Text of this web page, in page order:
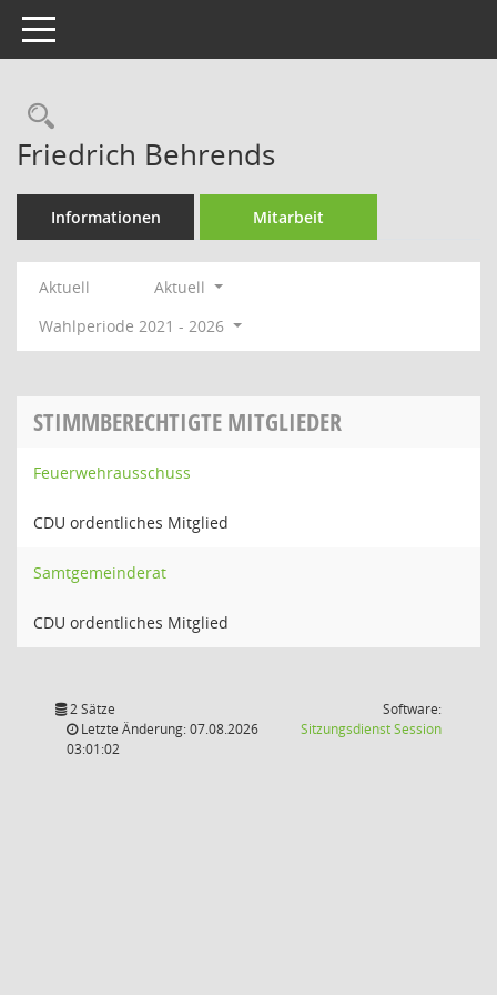
Toggle navigation
Rechercheauswahl
Friedrich Behrends
Informationen Mitarbeit
Aktuell
Aktuell
Wahlperiode 2021 - 2026
STIMMBERECHTIGTE MITGLIEDER
Feuerwehrausschuss
CDU ordentliches Mitglied
Samtgemeinderat
CDU ordentliches Mitglied
2 Sätze
Letzte Änderung: 07.08.2026
03:01:02
Software:
SitzungsdienstSession(Wird in